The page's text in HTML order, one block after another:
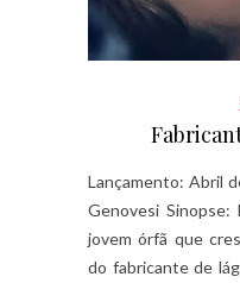
Lançamento: Abril
Genovesi Sinopse:
jovem órfã que
do fabricante de